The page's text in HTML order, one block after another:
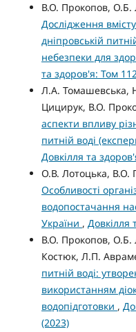
В.О. Прокопов, О.Б.
Дослідження
дніпровській
небезпеки для
та здоров'я: Том
Л.А. Томашевська,
Цицирук, В.О.
аспекти впливу
питній воді
Довкілля та
О.В. Лотоцька, В.О.
Особливості
водопостачання
України , Довкілля
В.О. Прокопов, О.Б.
Костюк, Л.П.
питній воді:
використанням
водопідготовки ,
(2023)